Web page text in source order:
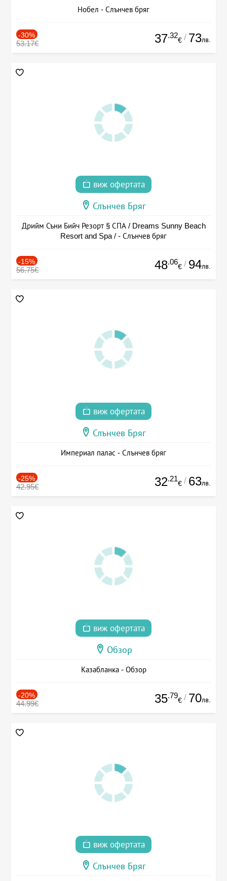
Нобел - Слънчев бряг
-30%
53.17€ 37.32
€ / 73лв.
виж офертата
Слънчев Бряг
Дрийм Съни Бийч Резорт § СПА / Dreams Sunny Beach
Resort and Spa / - Слънчев бряг
-15%
56.75€ 48.06
€ / 94лв.
виж офертата
Слънчев Бряг
Империал палас - Слънчев бряг
-25%
42.95€ 32.21
€ / 63лв.
виж офертата
Обзор
Казабланка - Обзор
-20%
44.99€ 35.79
€ / 70лв.
виж офертата
Слънчев Бряг